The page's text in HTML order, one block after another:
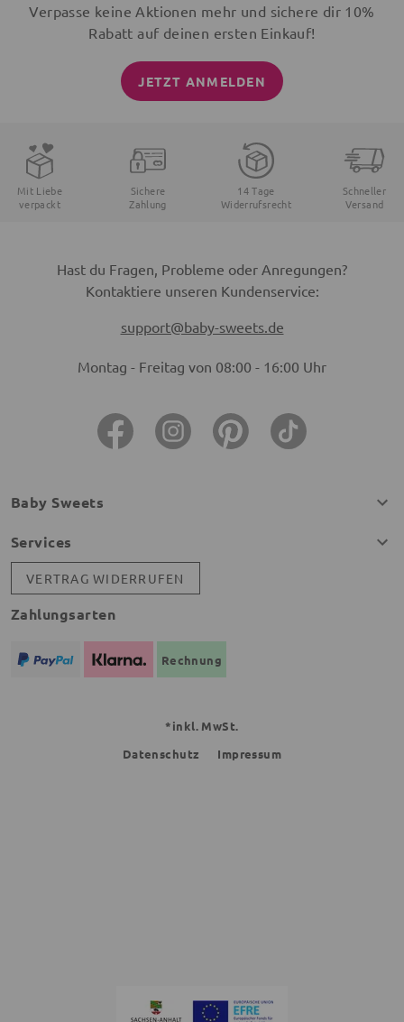
Verpasse keine Aktionen mehr und sichere dir 10%
Rabatt auf deinen ersten Einkauf!
JETZT ANMELDEN
Mit Liebe
verpackt
Sichere
Zahlung
14 Tage
Widerrufsrecht
Schneller
Versand
Hast du Fragen, Probleme oder Anregungen?
Kontaktiere unseren Kundenservice:
support@baby-sweets.de
Montag - Freitag von 08:00 - 16:00 Uhr
Baby Sweets
Services
VERTRAG WIDERRUFEN
Zahlungsarten
Rechnung
*inkl. MwSt.
Datenschutz
Impressum